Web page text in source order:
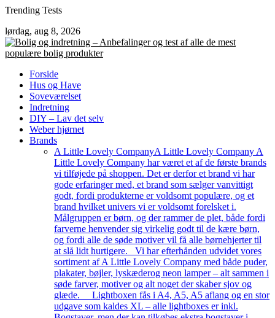
Skip
content
Trending Tests
lørdag, aug 8, 2026
Forside
Hus og Have
Soveværelset
Indretning
DIY – Lav det selv
Weber hjørnet
Brands
A Little Lovely CompanyA Little Lovely Company A
Little Lovely Company har været et af de første brands
vi tilføjede på shoppen. Det er derfor et brand vi har
gode erfaringer med, et brand som sælger vanvittigt
godt, fordi produkterne er voldsomt populære, og et
brand hvilket univers vi er voldsomt forelsket i.
Målgruppen er børn, og der rammer de plet, både fordi
farverne henvender sig virkelig godt til de kære børn,
og fordi alle de søde motiver vil få alle børnehjerter til
at slå lidt hurtigere. Vi har efterhånden udvidet vores
sortiment af A Little Lovely Company med både puder,
plakater, bøjler, lyskæderog neon lamper – alt sammen i
søde farver, motiver og alt noget der skaber sjov og
glæde. Lightboxen fås i A4, A5, A5 aflang og en stor
udgave som kaldes XL – alle lightboxes er inkl.